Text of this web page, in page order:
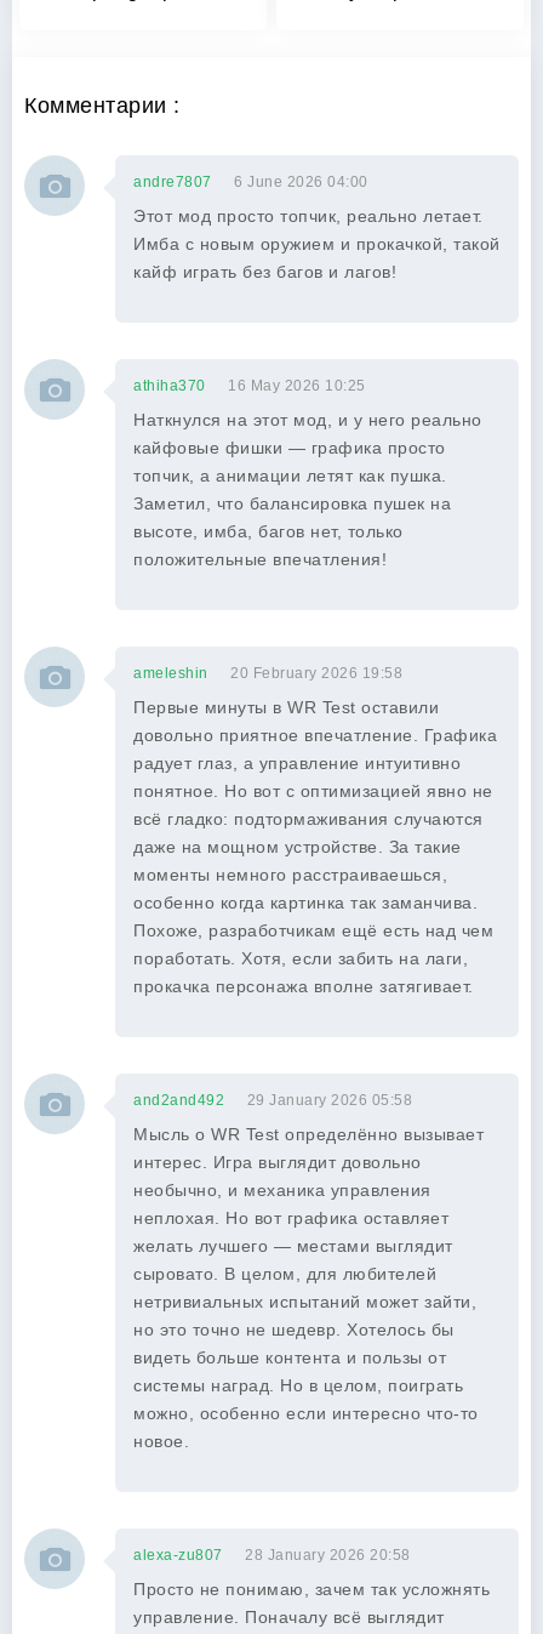
Комментарии :
andre7807 6 June 2026 04:00
Этот мод просто топчик, реально летает.
Имба с новым оружием и прокачкой, такой
кайф играть без багов и лагов!
athiha370 16 May 2026 10:25
Наткнулся на этот мод, и у него реально
кайфовые фишки — графика просто
топчик, а анимации летят как пушка.
Заметил, что балансировка пушек на
высоте, имба, багов нет, только
положительные впечатления!
ameleshin 20 February 2026 19:58
Первые минуты в WR Test оставили
довольно приятное впечатление. Графика
радует глаз, а управление интуитивно
понятное. Но вот с оптимизацией явно не
всё гладко: подтормаживания случаются
даже на мощном устройстве. За такие
моменты немного расстраиваешься,
особенно когда картинка так заманчива.
Похоже, разработчикам ещё есть над чем
поработать. Хотя, если забить на лаги,
прокачка персонажа вполне затягивает.
and2and492 29 January 2026 05:58
Мысль о WR Test определённо вызывает
интерес. Игра выглядит довольно
необычно, и механика управления
неплохая. Но вот графика оставляет
желать лучшего — местами выглядит
сыровато. В целом, для любителей
нетривиальных испытаний может зайти,
но это точно не шедевр. Хотелось бы
видеть больше контента и пользы от
системы наград. Но в целом, поиграть
можно, особенно если интересно что-то
новое.
alexa-zu807 28 January 2026 20:58
Просто не понимаю, зачем так усложнять
управление. Поначалу всё выглядит